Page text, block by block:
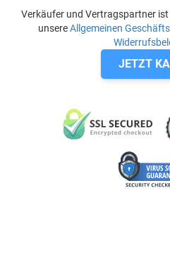
Verkäufer und Vertragspartner
unsereAllgemeinen
JETZT